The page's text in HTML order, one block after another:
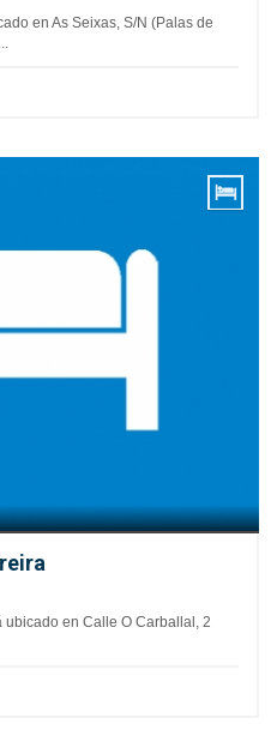
en As Seixas, S/N (Palas de
ubicado en Calle O Carballal, 2